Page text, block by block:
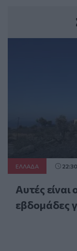
ΕΛΛAΔΑ 22:30
Αυτές είναι
εβδομάδες